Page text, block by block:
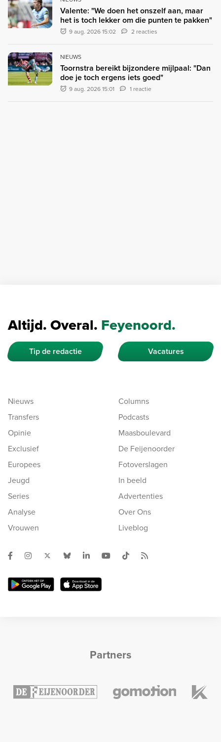
Valente: "We doen het onszelf aan, maar
het is toch lekker om die punten te pakken"
9 aug. 2026 15:02 2 reacties
NIEUWS
Toornstra bereikt bijzondere mijlpaal: "Dan
doe je toch ergens iets goed"
9 aug. 2026 15:01 1 reactie
Altijd. Overal. Feyenoord.
Tip de redactie Vacatures
Nieuws
Transfers
Opinie
Exclusief
Europees
Jeugd
Series
Analyse
Vrouwen
Columns
Podcasts
Maasboulevard
De Feijenoorder
Fotoverslagen
In beeld
Advertenties
Over Ons
Liveblog
Partners